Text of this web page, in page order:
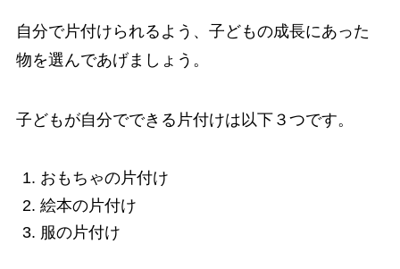
自分で片付けられるよう、子どもの成長にあった
物を選んであげましょう。
子どもが自分でできる片付けは以下３つです。
おもちゃの片付け
絵本の片付け
服の片付け